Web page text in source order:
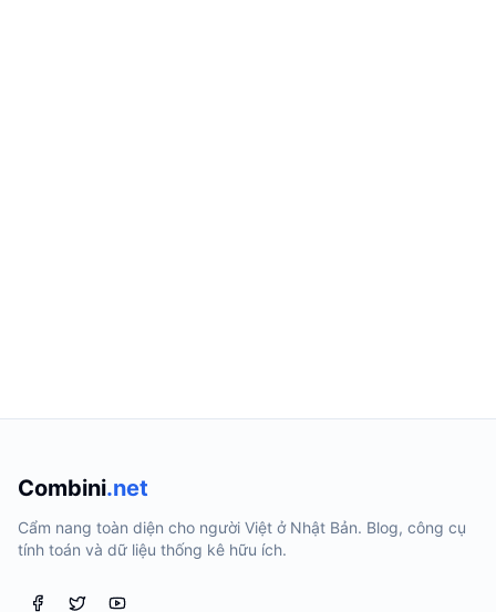
Combini.net
Cẩm nang toàn diện cho người Việt ở Nhật Bản. Blog, công cụ
tính toán và dữ liệu thống kê hữu ích.